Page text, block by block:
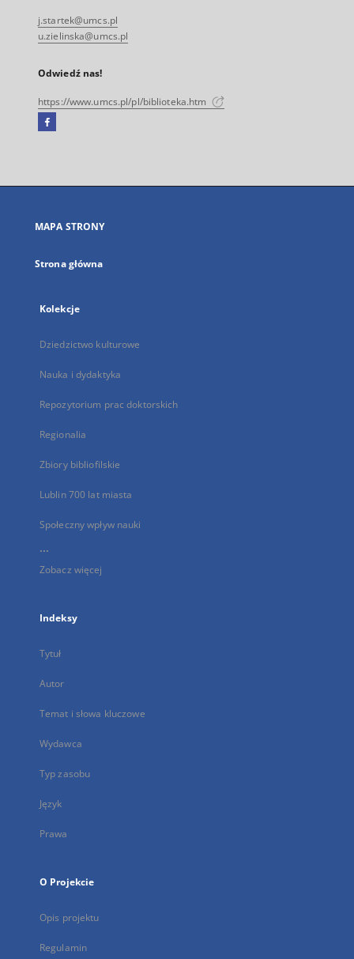
j.startek@umcs.pl
u.zielinska@umcs.pl
Odwiedź nas!
https://www.umcs.pl/pl/biblioteka.htm
Facebook
się
karcie
MAPA STRONY
Strona główna
Kolekcje
Dziedzictwo kulturowe
Nauka i dydaktyka
Repozytorium prac doktorskich
Regionalia
Zbiory bibliofilskie
Lublin 700 lat miasta
Społeczny wpływ nauki
...
Zobacz więcej
Indeksy
Tytuł
Autor
Temat i słowa kluczowe
Wydawca
Typ zasobu
Język
Prawa
O Projekcie
Opis projektu
Regulamin